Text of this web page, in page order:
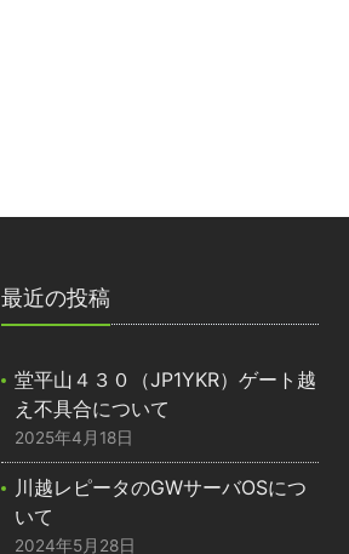
最近の投稿
堂平山４３０（JP1YKR）ゲート越
え不具合について
2025年4月18日
川越レピータのGWサーバOSにつ
いて
2024年5月28日